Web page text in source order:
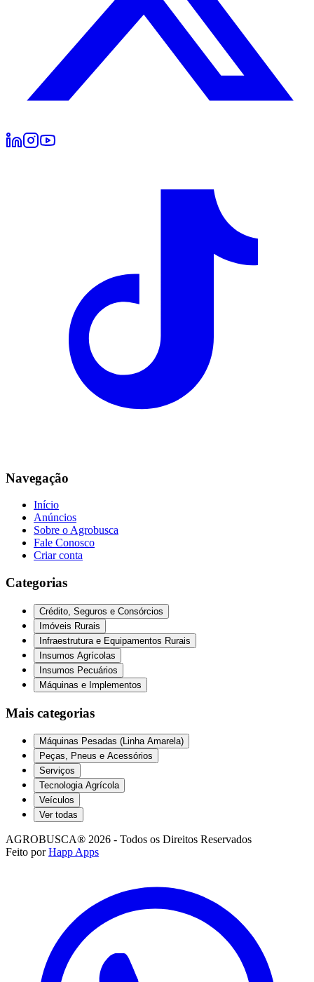
Navegação
Início
Anúncios
Sobre o Agrobusca
Fale Conosco
Criar conta
Categorias
Crédito, Seguros e Consórcios
Imóveis Rurais
Infraestrutura e Equipamentos Rurais
Insumos Agrícolas
Insumos Pecuários
Máquinas e Implementos
Mais categorias
Máquinas Pesadas (Linha Amarela)
Peças, Pneus e Acessórios
Serviços
Tecnologia Agrícola
Veículos
Ver todas
AGROBUSCA® 2026 - Todos os Direitos Reservados
Feito por Happ Apps